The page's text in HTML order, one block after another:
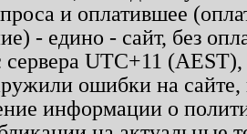
и оплатившее
- едино - сайт, без
сервера UTC+11
ошибки на
информации о